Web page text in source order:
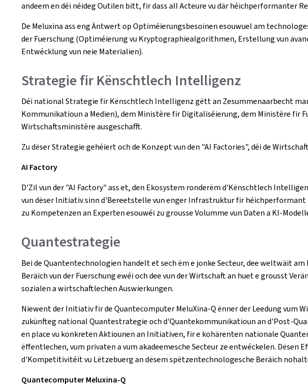
andeem en déi néideg Outilen bitt, fir dass all Acteure vu där héichperformanter
De Meluxina ass eng Äntwert op Optiméierungsbesoinen esouwuel am
der Fuerschung (Optiméierung vu Kryptographiealgorithmen, Erstellung vun
Entwécklung vun neie Materialien).
Strategie fir Kënschtlech Intelligenz
Déi national Strategie fir Kënschtlech Intelligenz gëtt an Zesummenaarbecht
Kommunikatioun a Medien), dem Ministère fir Digitaliséierung, dem Ministère fir
Wirtschaftsministère ausgeschafft.
Zu dëser Strategie gehéiert och de Konzept vun den "AI Factories", déi de
AI Factory
D'Zil vun der "AI Factory" ass et, den Ekosystem ronderëm d'Kënschtlech
vun dëser Initiativ sinn d'Bereetstelle vun enger Infrastruktur fir héichperformant
zu Kompetenzen an Experten esouwéi zu grousse Volumme vun Daten a KI-
Quantestrategie
Bei de Quantentechnologien handelt et sech ëm e jonke Secteur, dee weltwäit
Beräich vun der Fuerschung ewéi och dee vun der Wirtschaft an huet e grousst
sozialen a wirtschaftlechen Auswierkungen.
Niewent der Initiativ fir de Quantecomputer MeluXina-Q ënner der Leedung vum
zukünfteg national Quantestrategie och d'Quantekommunikatioun an d'Post-
en place vu konkreten Aktiounen an Initiativen, fir e kohärenten nationale
ëffentlechen, vum privaten a vum akadeemesche Secteur ze entwéckelen. Dësen
d'Kompetitivitéit vu Lëtzebuerg an dësem spëtzentechnologesche Beräich
Quantecomputer Meluxina-Q